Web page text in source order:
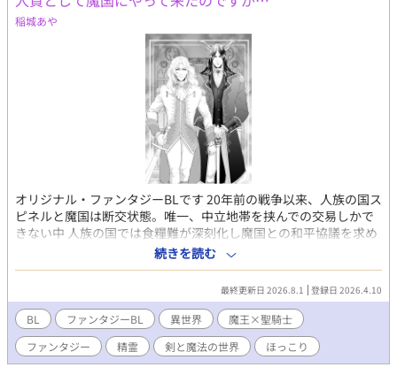
稲城あや
オリジナル・ファンタジーBLです 20年前の戦争以来、人族の国ス
ピネルと魔国は断交状態。唯一、中立地帯を挟んでの交易しかで
きない中 人族の国では食糧難が深刻化し魔国との和平協議を求め
る。しかし戦時の状況をまるで理解できていない人族の交渉団の
せいで魔国側の対応は冷ややかであった。なんとしても交渉を続
けたい人族側は聖騎士サリウスを人質として差し出すことにする
のであった…天然聖騎士サリウスと訳あり魔王アルバスの物語 魔
王×聖騎士です
続きを読む
最終更新日 2026.8.1 登録日 2026.4.10
BL ファンタジーBL 異世界
魔王×聖騎士
ファンタジー
精霊 剣と魔法の世界 ほっこり